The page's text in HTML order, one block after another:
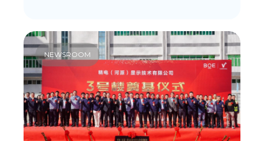
NEWSROOM